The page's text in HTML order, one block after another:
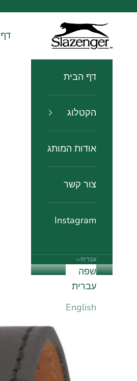
slazenger watches שעוני שלזינגר
דף הבית
הקטלוג
אודות המותג
צור קשר
Instagram
עברית
שפה
עברית
English